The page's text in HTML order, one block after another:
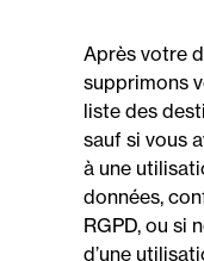
Après votre
supprimons
liste des
sauf si vous
à une
données,
RGPD, ou si
d’une